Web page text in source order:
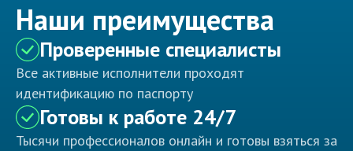
Наши преимущества
Проверенные специалисты
Все активные исполнители проходят
идентификацию по паспорту
Готовы к работе 24/7
Тысячи профессионалов онлайн и готовы взяться за